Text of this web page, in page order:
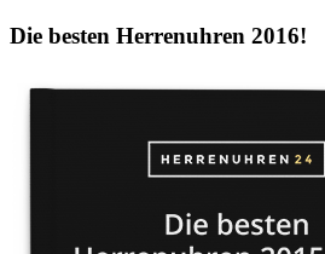
Die besten Herrenuhren 2016!